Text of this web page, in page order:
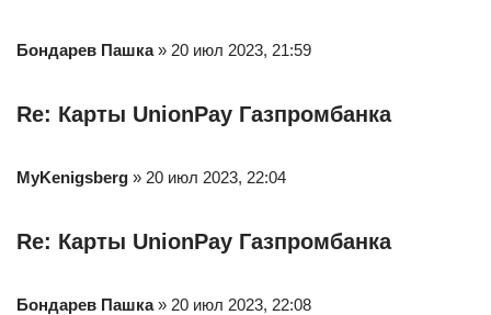
Бондарев Пашка» 20 июл 2023, 21:59
Re: Карты UnionPay Газпромбанка
MyKenigsberg » 20 июл 2023, 22:04
Re: Карты UnionPay Газпромбанка
Бондарев Пашка» 20 июл 2023, 22:08